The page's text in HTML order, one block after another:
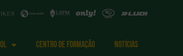
CENTRO DE FORMAÇÃO NOTÍCIAS